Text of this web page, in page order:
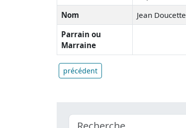
Nom
Jean Doucette
Parrain ou
Marraine
précédent